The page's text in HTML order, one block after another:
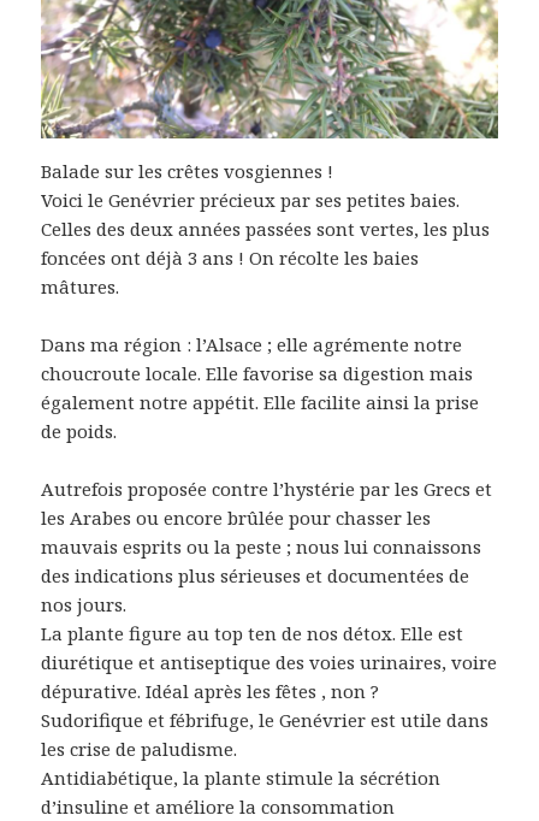
Balade sur les crêtes vosgiennes !
Voici le Genévrier précieux par ses petites baies.
Celles des deux années passées sont vertes, les plus
foncées ont déjà 3 ans ! On récolte les baies
mâtures.
Dans ma région : l’Alsace ; elle agrémente notre
choucroute locale. Elle favorise sa digestion mais
également notre appétit. Elle facilite ainsi la prise
de poids.
Autrefois proposée contre l’hystérie par les Grecs et
les Arabes ou encore brûlée pour chasser les
mauvais esprits ou la peste ; nous lui connaissons
des indications plus sérieuses et documentées de
nos jours.
La plante figure au top ten de nos détox. Elle est
diurétique et antiseptique des voies urinaires, voire
dépurative. Idéal après les fêtes , non ?
Sudorifique et fébrifuge, le Genévrier est utile dans
les crise de paludisme.
Antidiabétique, la plante stimule la sécrétion
d’insuline et améliore la consommation